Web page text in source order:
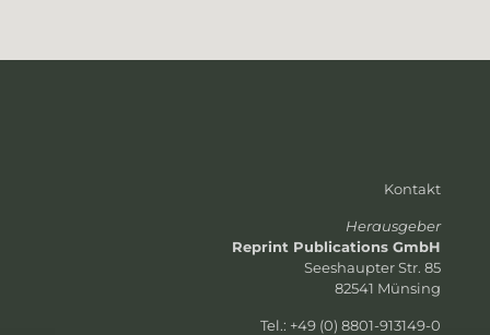
Kontakt
Herausgeber
Reprint Publications GmbH
Seeshaupter Str. 85
82541 Münsing
Tel.: +49 (0) 8801-913149-0